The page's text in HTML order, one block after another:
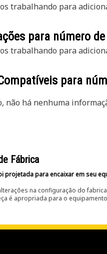
trabalhando para
para número
trabalhando para
para
não há nenhuma
Fábrica
projetada para encaixar em seu
na configuração do
é apropriada para o